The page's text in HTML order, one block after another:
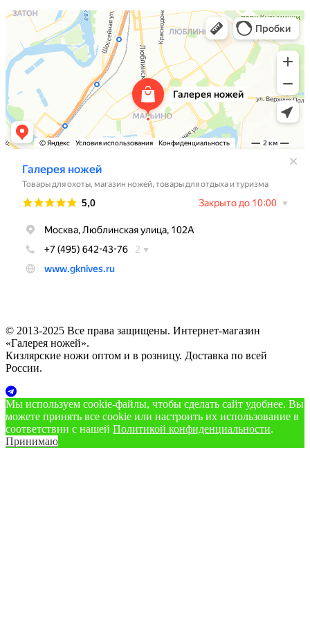
© 2013-2025 Все права защищены. Интернет-магазин
«Галерея ножей».
Кизлярские ножи оптом и в розницу. Доставка по всей
России.
Мы используем cookie‑файлы, чтобы сделать сайт удобнее. Вы
можете принять все cookie или настроить их использование в
соответствии с нашей Политикой конфиденциальности.
Принимаю